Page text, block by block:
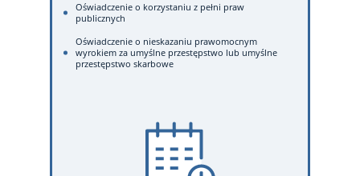
Oświadczenie o korzystaniu z pełni praw
publicznych
Oświadczenie o nieskazaniu prawomocnym
wyrokiem za umyślne przestępstwo lub umyślne
przestępstwo skarbowe